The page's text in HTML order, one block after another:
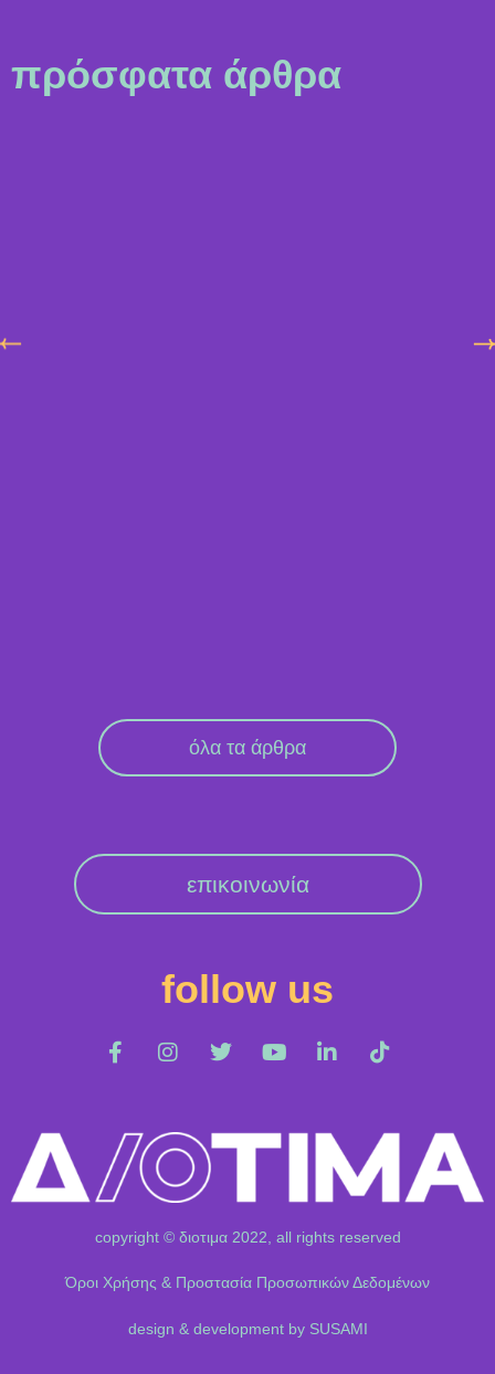
πρόσφατα άρθρα
όλα τα άρθρα
επικοινωνία
follow us
copyright © διοτιμα 2022, all rights reserved
Όροι Χρήσης & Προστασία Προσωπικών Δεδομένων
design & development by SUSAMI